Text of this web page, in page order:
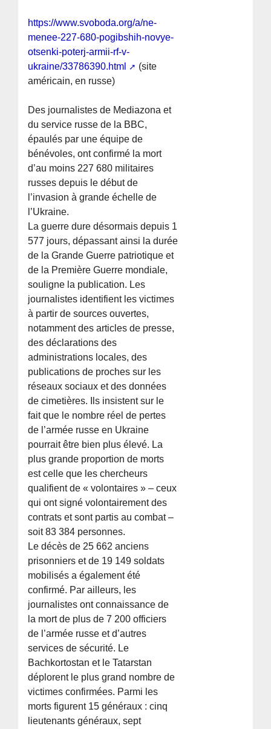
https://www.svoboda.org/a/ne-
menee-227-680-pogibshih-novye-
otsenki-poterj-armii-rf-v-
ukraine/33786390.html
(site
américain, en russe)
Des journalistes de Mediazona et
du service russe de la BBC,
épaulés par une équipe de
bénévoles, ont confirmé la mort
d’au moins 227 680 militaires
russes depuis le début de
l’invasion à grande échelle de
l’Ukraine.
La guerre dure désormais depuis 1
577 jours, dépassant ainsi la durée
de la Grande Guerre patriotique et
de la Première Guerre mondiale,
souligne la publication. Les
journalistes identifient les victimes
à partir de sources ouvertes,
notamment des articles de presse,
des déclarations des
administrations locales, des
publications de proches sur les
réseaux sociaux et des données
de cimetières. Ils insistent sur le
fait que le nombre réel de pertes
de l’armée russe en Ukraine
pourrait être bien plus élevé. La
plus grande proportion de morts
est celle que les chercheurs
qualifient de « volontaires » – ceux
qui ont signé volontairement des
contrats et sont partis au combat –
soit 83 384 personnes.
Le décès de 25 662 anciens
prisonniers et de 19 149 soldats
mobilisés a également été
confirmé. Par ailleurs, les
journalistes ont connaissance de
la mort de plus de 7 200 officiers
de l’armée russe et d’autres
services de sécurité. Le
Bachkortostan et le Tatarstan
déplorent le plus grand nombre de
victimes confirmées. Parmi les
morts figurent 15 généraux : cinq
lieutenants généraux, sept